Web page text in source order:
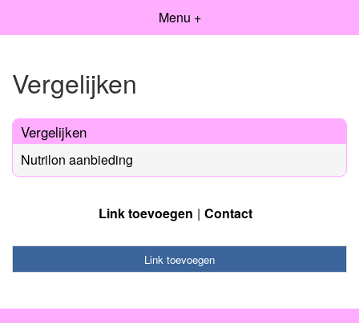
Menu +
Vergelijken
Vergelijken
Nutrilon aanbieding
Link toevoegen Contact
Link toevoegen